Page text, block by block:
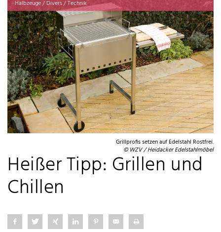
Halbzeuge / Divers / Technik
Grillprofis setzen auf Edelstahl Rostfrei.
© WZV / Heidacker Edelstahlmöbel
Heißer Tipp: Grillen und
Chillen